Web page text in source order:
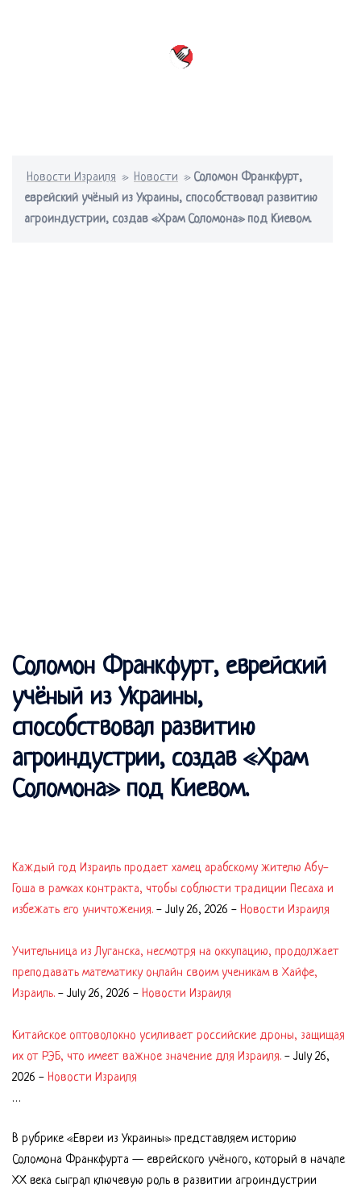
Новости Израиля » Новости » Соломон Франкфурт,
еврейский учёный из Украины, способствовал развитию
агроиндустрии, создав «Храм Соломона» под Киевом.
Соломон Франкфурт, еврейский
учёный из Украины,
способствовал развитию
агроиндустрии, создав «Храм
Соломона» под Киевом.
Каждый год Израиль продает хамец арабскому жителю Абу-
Гоша в рамках контракта, чтобы соблюсти традиции Песаха и
избежать его уничтожения. -July 26, 2026 - Новости Израиля
Учительница из Луганска, несмотря на оккупацию, продолжает
преподавать математику онлайн своим ученикам в Хайфе,
Израиль. -July 26, 2026 - Новости Израиля
Китайское оптоволокно усиливает российские дроны, защищая
их от РЭБ, что имеет важное значение для Израиля. -July 26,
2026 - Новости Израиля
…
В рубрике «Евреи из Украины» представляем историю
Соломона Франкфурта — еврейского учёного, который в начале
ХХ века сыграл ключевую роль в развитии агроиндустрии